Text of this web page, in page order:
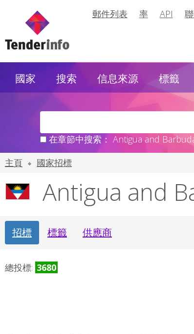
郵件列表 率 API
國家 搜索 信息來源 標籤
在章節中搜索： Antigua and
主頁
國家招標
Antigua and
招標 標籤 供應商
總投標: 3680